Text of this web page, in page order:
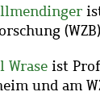
Wrase ist
und am